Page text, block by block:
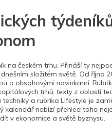
na českém trhu. Přináší ty
složitém světě. Od října
a obsahovými novinkami.
trhů, texty z oblasti
a rubrika Lifestyle je
kalendář nabízí přehled toho
v ekonomice a světě byznysu.